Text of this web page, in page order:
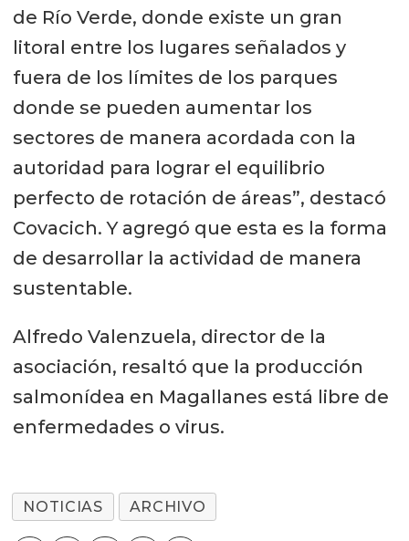
de Río Verde, donde existe un gran
litoral entre los lugares señalados y
fuera de los límites de los parques
donde se pueden aumentar los
sectores de manera acordada con la
autoridad para lograr el equilibrio
perfecto de rotación de áreas”, destacó
Covacich. Y agregó que esta es la forma
de desarrollar la actividad de manera
sustentable.
Alfredo Valenzuela, director de la
asociación, resaltó que la producción
salmonídea en Magallanes está libre de
enfermedades o virus.
NOTICIAS ARCHIVO